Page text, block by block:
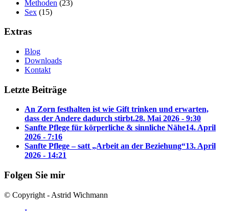
Methoden (23)
Sex (15)
Extras
Blog
Downloads
Kontakt
Letzte Beiträge
An Zorn festhalten ist wie Gift trinken und erwarten,
dass der Andere dadurch stirbt.28. Mai 2026 - 9:30
Sanfte Pflege für körperliche & sinnliche Nähe14. April
2026 - 7:16
Sanfte Pflege – satt „Arbeit an der Beziehung“13. April
2026 - 14:21
Folgen Sie mir
© Copyright - Astrid Wichmann